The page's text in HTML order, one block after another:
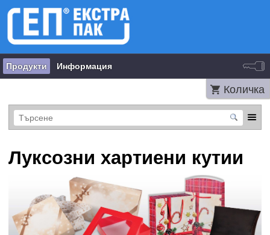
Продукти Информация
Количка
Луксозни хартиени кутии